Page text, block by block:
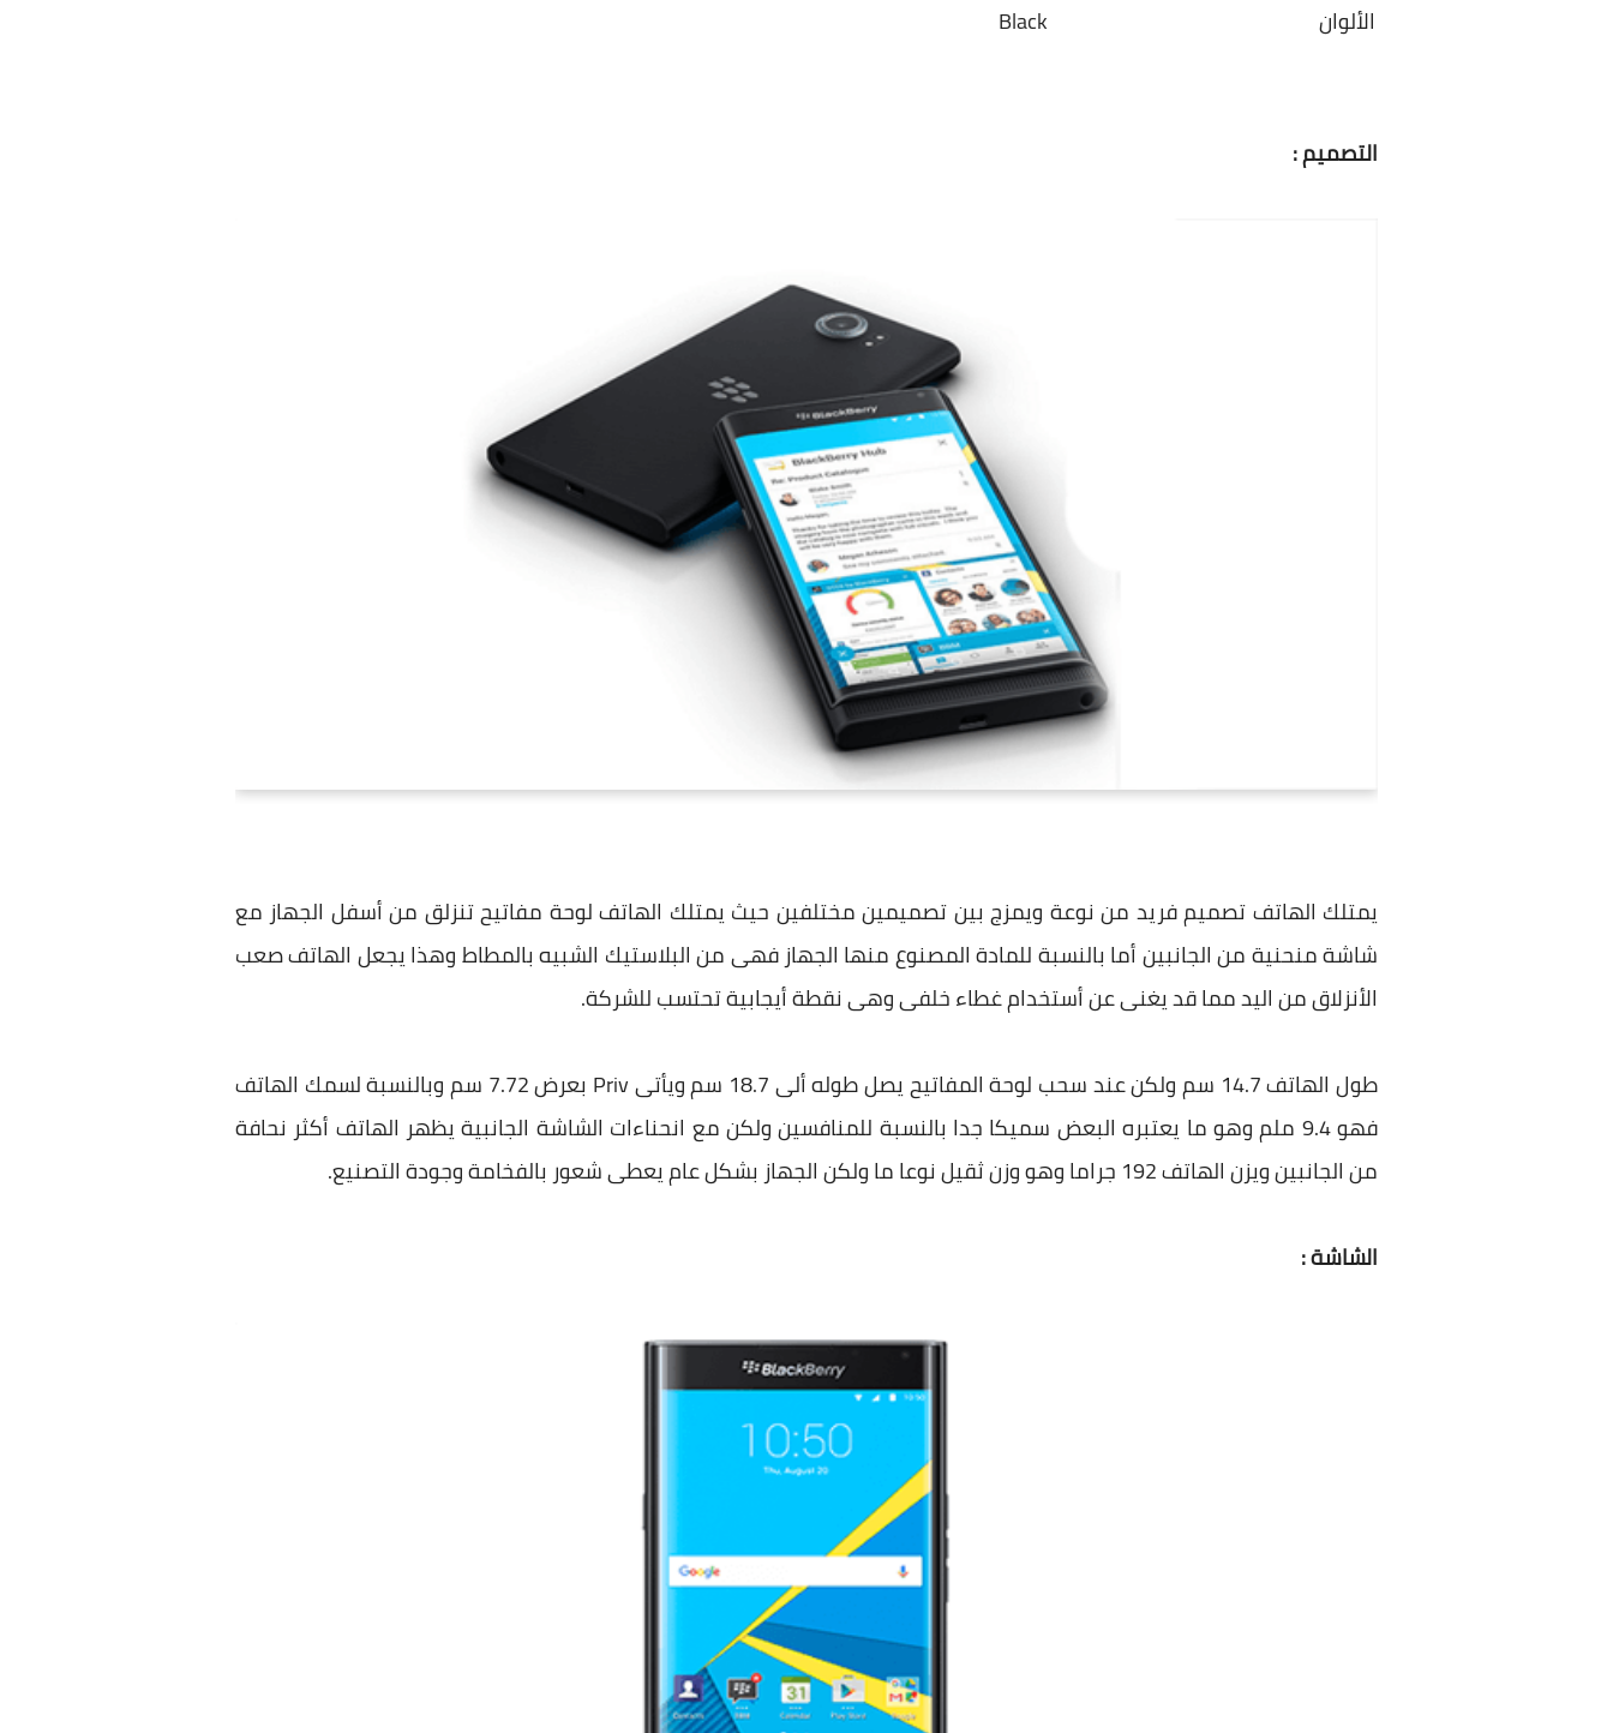
الألوان
Black
التصميم :
يمتلك الهاتف تصميم فريد من نوعة ويمزج بين تصميمين مختلفين حيث يمتلك الهاتف لوحة مفاتيح تنزلق من أسفل الجهاز مع
شاشة منحنية من الجانبين أما بالنسبة للمادة المصنوع منها الجهاز فهى من البلاستيك الشبيه بالمطاط وهذا يجعل الهاتف صعب
الأنزلاق من اليد مما قد يغنى عن أستخدام غطاء خلفى وهى نقطة أيجابية تحتسب للشركة.
طول الهاتف 14.7 سم ولكن عند سحب لوحة المفاتيح يصل طوله ألى 18.7 سم ويأتى Priv بعرض 7.72 سم وبالنسبة لسمك الهاتف
فهو 9.4 ملم وهو ما يعتبره البعض سميكا جدا بالنسبة للمنافسين ولكن مع انحناءات الشاشة الجانبية يظهر الهاتف أكثر نحافة
من الجانبين ويزن الهاتف 192 جراما وهو وزن ثقيل نوعا ما ولكن الجهاز بشكل عام يعطى شعور بالفخامة وجودة التصنيع.
الشاشة :